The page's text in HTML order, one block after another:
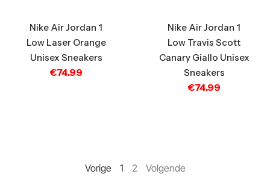
Nike Air Jordan 1
Low Laser Orange
Unisex Sneakers
€74.99
Nike Air Jordan 1
Low Travis Scott
Canary Giallo Unisex
Sneakers
€74.99
Vorige 1 2 Volgende